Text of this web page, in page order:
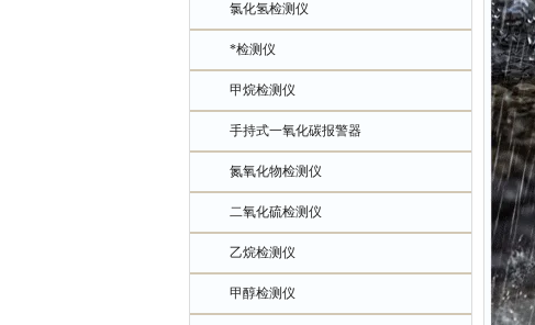
氯化氢检测仪
*检测仪
甲烷检测仪
手持式一氧化碳报警器
氮氧化物检测仪
二氧化硫检测仪
乙烷检测仪
甲醇检测仪